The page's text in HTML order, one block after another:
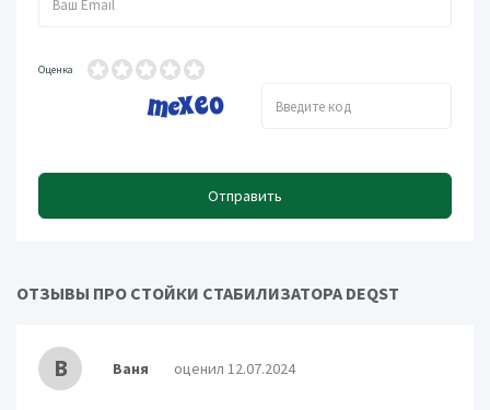
Оценка
Отправить
ОТЗЫВЫ ПРО СТОЙКИ СТАБИЛИЗАТОРА DEQST
В Ваня оценил 12.07.2024